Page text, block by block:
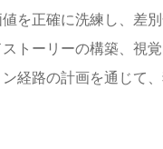
を正確に洗練し、差
トーリーの構築、視
経路の計画を通じて